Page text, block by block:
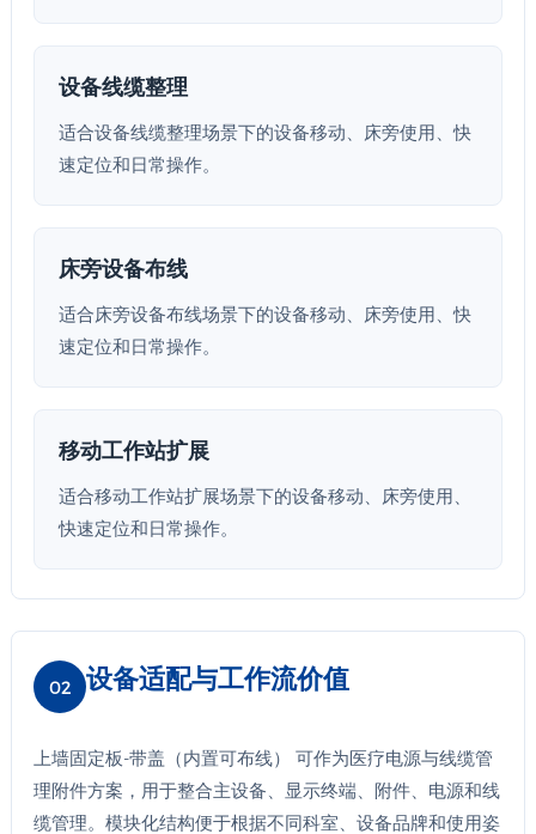
设备线缆整理
适合设备线缆整理场景下的设备移动、床旁使用、快
速定位和日常操作。
床旁设备布线
适合床旁设备布线场景下的设备移动、床旁使用、快
速定位和日常操作。
移动工作站扩展
适合移动工作站扩展场景下的设备移动、床旁使用、
快速定位和日常操作。
02 设备适配与工作流价值
上墙固定板-带盖（内置可布线） 可作为医疗电源与线缆管
理附件方案，用于整合主设备、显示终端、附件、电源和线
缆管理。模块化结构便于根据不同科室、设备品牌和使用姿